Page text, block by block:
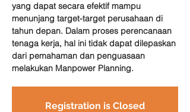
yang dapat secara efektif mampu
menunjang target-target perusahaan di
tahun depan. Dalam proses perencanaan
tenaga kerja, hal ini tidak dapat dilepaskan
dari pemahaman dan penguasaan
melakukan Manpower Planning.
Registration is Closed